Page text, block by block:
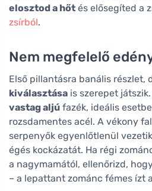
elosztod a hőt és elősegíted a
zsírból.
Nem megfelelő
Első pillantásra banális részlet,
kiválasztása is szerepet
vastag aljú fazék, ideális
rozsdamentes acél. A vékony
serpenyők egyenlőtlenül
égés kockázatát. Ha régi
a nagymamától, ellenőrizd,
– a lepattant zománc fémes ízt